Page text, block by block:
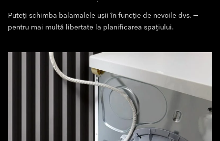
Puteți schimba balamalele ușii în funcție de nevoile dvs. –
pentru mai multă libertate la planificarea spațiului.